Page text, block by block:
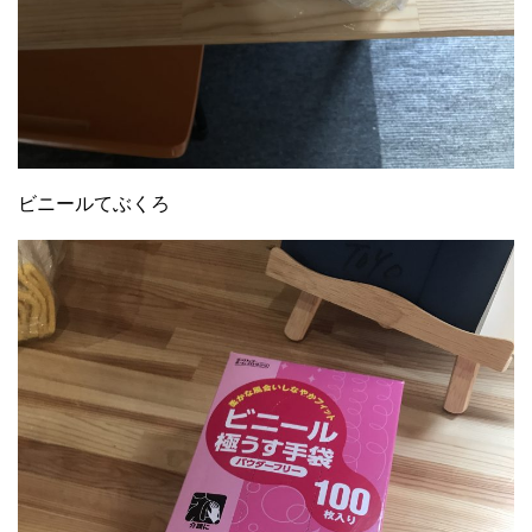
ビニールてぶくろ